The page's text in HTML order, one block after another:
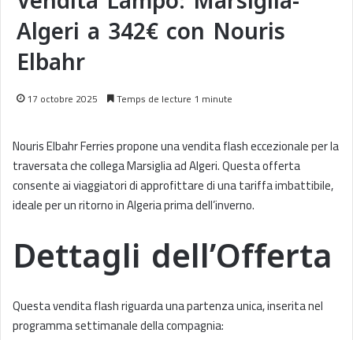
Algeri a 342€ con Nouris
Elbahr
17 octobre 2025 Temps de lecture 1 minute
Nouris Elbahr Ferries propone una vendita flash eccezionale per la
traversata che collega Marsiglia ad Algeri. Questa offerta
consente ai viaggiatori di approfittare di una tariffa imbattibile,
ideale per un ritorno in Algeria prima dell’inverno.
Dettagli dell’Offerta
Questa vendita flash riguarda una partenza unica, inserita nel
programma settimanale della compagnia: